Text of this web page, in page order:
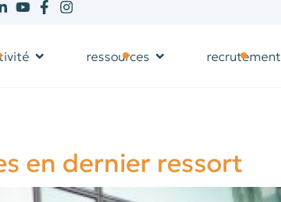
ressources recrutement
en dernier ressort